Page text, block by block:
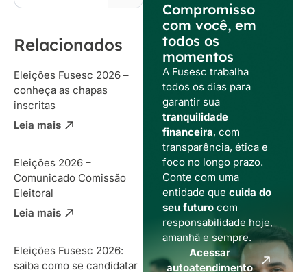
Relacionados
Eleições Fusesc 2026 –
conheça as chapas
inscritas
Leia mais
Eleições 2026 –
Comunicado Comissão
Eleitoral
Leia mais
Eleições Fusesc 2026:
saiba como se candidatar
Compromisso
com você, em
todos os
momentos
A Fusesc trabalha
todos os dias para
garantir sua
tranquilidade
financeira, com
transparência, ética e
foco no longo prazo.
Conte com uma
entidade que cuida do
seu futurocom
responsabilidade hoje,
amanhã e sempre.
Acessar
autoatendimento